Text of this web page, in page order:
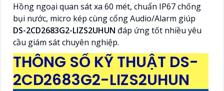
Hồng ngoại quan sát xa 60 mét, chuẩn IP67 chống
bụi nước, micro kép cùng cổng Audio/Alarm giúp
DS-2CD2683G2-LIZS2UHUN đáp ứng tốt nhiều yêu
cầu giám sát chuyên nghiệp.
THÔNG SỐ KỸ THUẬT DS-
2CD2683G2-LIZS2UHUN